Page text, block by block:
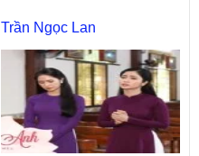
Trần Ngọc Lan